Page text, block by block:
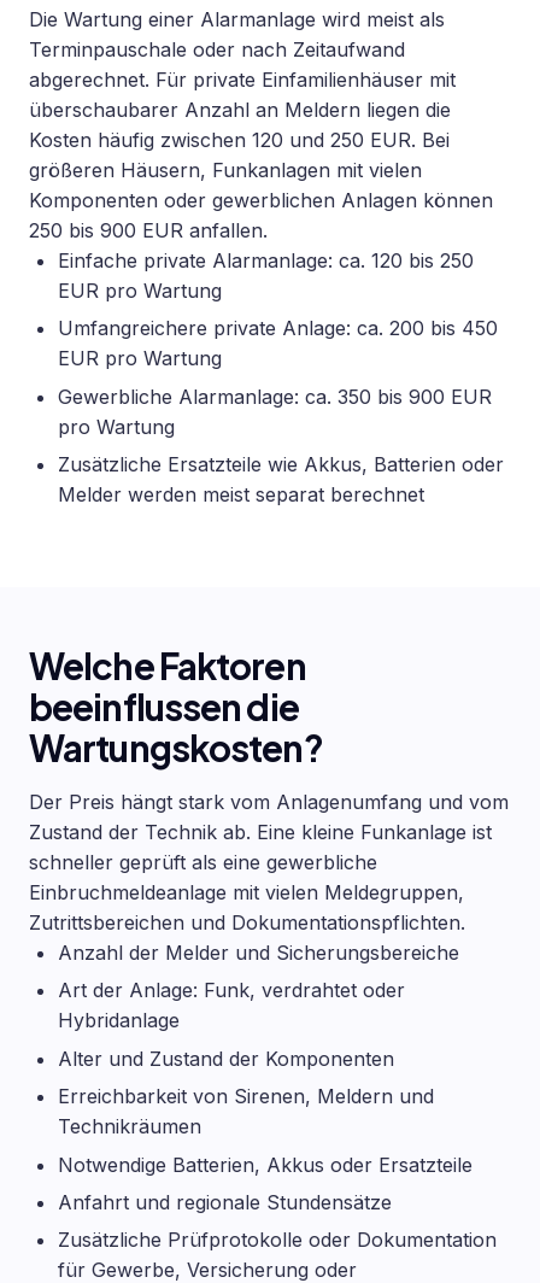
Die Wartung einer Alarmanlage wird meist als
Terminpauschale oder nach Zeitaufwand
abgerechnet. Für private Einfamilienhäuser mit
überschaubarer Anzahl an Meldern liegen die
Kosten häufig zwischen 120 und 250 EUR. Bei
größeren Häusern, Funkanlagen mit vielen
Komponenten oder gewerblichen Anlagen können
250 bis 900 EUR anfallen.
Einfache private Alarmanlage: ca. 120 bis 250
EUR pro Wartung
Umfangreichere private Anlage: ca. 200 bis 450
EUR pro Wartung
Gewerbliche Alarmanlage: ca. 350 bis 900 EUR
pro Wartung
Zusätzliche Ersatzteile wie Akkus, Batterien oder
Melder werden meist separat berechnet
Welche Faktoren
beeinflussen die
Wartungskosten?
Der Preis hängt stark vom Anlagenumfang und vom
Zustand der Technik ab. Eine kleine Funkanlage ist
schneller geprüft als eine gewerbliche
Einbruchmeldeanlage mit vielen Meldegruppen,
Zutrittsbereichen und Dokumentationspflichten.
Anzahl der Melder und Sicherungsbereiche
Art der Anlage: Funk, verdrahtet oder
Hybridanlage
Alter und Zustand der Komponenten
Erreichbarkeit von Sirenen, Meldern und
Technikräumen
Notwendige Batterien, Akkus oder Ersatzteile
Anfahrt und regionale Stundensätze
Zusätzliche Prüfprotokolle oder Dokumentation
für Gewerbe, Versicherung oder